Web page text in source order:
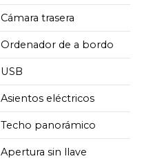
Cámara trasera
Ordenador de a bordo
USB
Asientos eléctricos
Techo panorámico
Apertura sin llave